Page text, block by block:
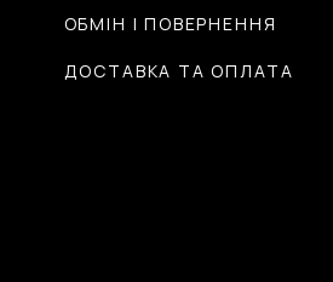
ОБМІН І ПОВЕРНЕННЯ
ДОСТАВКА ТА ОПЛАТА